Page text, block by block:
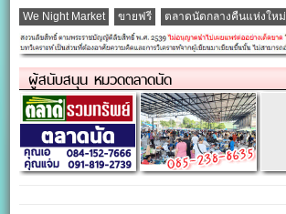
We Night Market ขายฟรี ตลาดนัดกลางคืนแห่งใหม่
ผู้สนับสนุน หมวดตลาดนัด